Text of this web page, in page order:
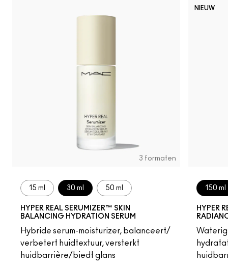
3 formaten
15 ml 30 ml 50 ml
HYPER REAL SERUMIZER™ SKIN
BALANCING HYDRATION SERUM
Hybride serum-moisturizer, balanceert/
verbetert huidtextuur, versterkt
huidbarrière/biedt glans
NIEUW
150 ml
HYPER